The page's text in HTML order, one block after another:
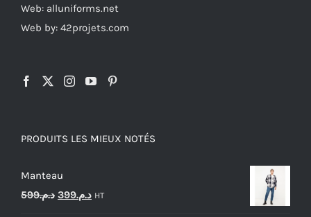
Web: alluniforms.net
Web by: 42projets.com
PRODUITS LES MIEUX NOTÉS
Manteau
د.م.599
Le
د.م.399
Le
HT